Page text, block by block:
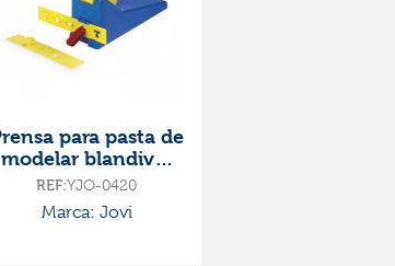
para pasta de
modelar blandiver
jovi
REF:YJO-0420
Marca: Jovi